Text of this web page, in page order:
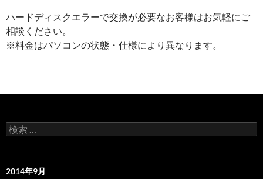
ハードディスクエラーで交換が必要なお客様はお気軽にご
相談ください。
※料金はパソコンの状態・仕様により異なります。
検
索
2014年9月